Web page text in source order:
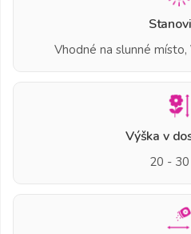
Vhodné na slunné
Výška v
20 -